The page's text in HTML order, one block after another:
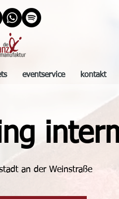
eventservice kontakt
an der Weinstraße